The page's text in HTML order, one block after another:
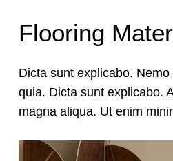
Flooring
Dicta sunt explicabo.
quia. Dicta sunt explicabo.
magna aliqua. Ut enim